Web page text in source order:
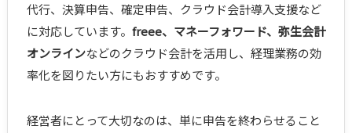
代行、決算申告、確定申告、クラウド会計導入支援など
に対応しています。 freee、マネーフォワード、弥生会計
オンラインなどのクラウド会計を活用し、経理業務の効
率化を図りたい方にもおすすめです。
経営者にとって大切なのは、単に申告を終わらせること